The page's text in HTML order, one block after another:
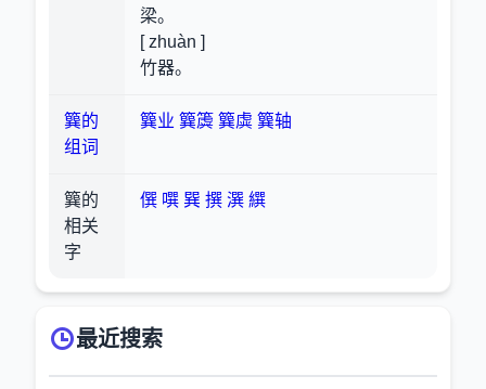
梁。
[ zhuàn ]
竹器。
簨的
组词
簨业 簨簴 簨虡 簨轴
簨的
相关
字
僎 噀 巽 撰 潠 繏
最近搜索